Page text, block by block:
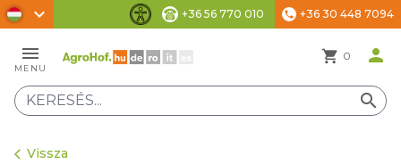
chevron_right
Akadálymentesítési beállítások
+36 56 770 010 phone +36 30 448 7094
menu
MENU
shopping_cart 0 person
search
arrow_back_ios Vissza